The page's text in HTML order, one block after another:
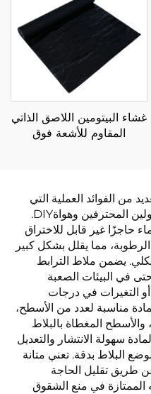
غشاء البيتومين اللاصق الذاتي
المقاوم للأشعة فوق
من الفوائد العملية التي
تجعله خيارًا استثنائيًا لكل من المقاولين المحترفين وهواةDIY.
حاجزًا غير قابل للاختراق
مما يقلل بشكل كبير
يضمن ملاط الترابط
حتى في البيئات الصعبة
التغيرات في درجات
مناسبة لعدد من الأسطح،
المغطاة بالبلاط
سهولة الانتشار والتعديل
البلاط بدقة. تعني متانة
طريق تقليل الحاجة
الممتازة في منع الشقوق